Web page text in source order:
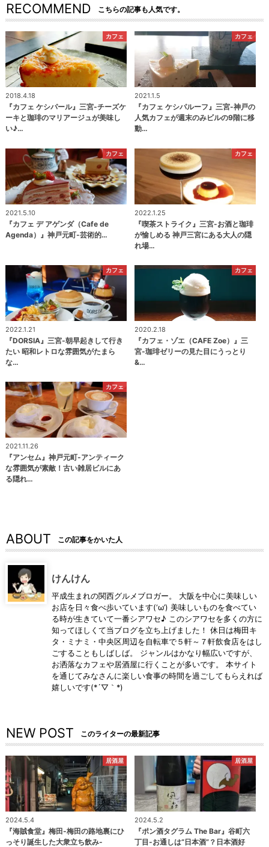
RECOMMEND こちらの記事も人気です。
カフェ
2018.4.18
『カフェ ケシパール』三宮-チーズケ
ーキと珈琲のマリアージュが美味し
い♪…
カフェ
2021.1.5
『カフェ ケシパルーフ』三宮-神戸の
人気カフェが週末のみビルの9階に移
動…
カフェ
2021.5.10
『カフェ デ アゲンダ（Cafe de
Agenda）』神戸元町-芸術的…
カフェ
2022.1.25
『喫茶ストライク』三宮-お酒と珈琲
が愉しめる 神戸三宮にある大人の隠
れ場…
カフェ
2022.1.21
『DORSIA』三宮-朝早起きして行き
たい 昭和レトロな雰囲気がたまら
な…
カフェ
2020.2.18
『カフェ・ゾエ（CAFE Zoe）』三
宮-珈琲ゼリーの見た目にうっとり
&…
カフェ
2021.11.26
『アンセム』神戸元町-アンティーク
な雰囲気が素敵！古い雑居ビルにあ
る隠れ…
ABOUT この記事をかいた人
けんけん
平成生まれの関西グルメブロガー。 大阪を中心に美味しい
お店を日々食べ歩いています(‘ω’) 美味しいものを食べてい
る時が生きていて一番シアワセ♪ このシアワセを多くの方に
知ってほしくて当ブログを立ち上げました！ 休日は梅田キ
タ・ミナミ・中央区周辺を自転車で５軒～７軒飲食店をはし
ごすることもしばしば。 ジャンルはかなり幅広いですが、
お洒落なカフェや居酒屋に行くことが多いです。 本サイト
を通じてみなさんに楽しい食事の時間を過ごしてもらえれば
嬉しいです(*´▽｀*)
NEW POST このライターの最新記事
居酒屋
2024.5.4
『海賊食堂』梅田-梅田の路地裏にひ
っそり誕生した大衆立ち飲み-
居酒屋
2024.5.2
『ポン酒タグラム The Bar』谷町六
丁目-お通しは“日本酒”？日本酒好